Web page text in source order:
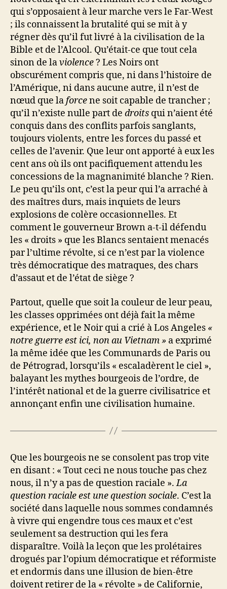
qui s’opposaient à leur marche vers le Far-West
; ils connaissent la brutalité qui se mit à y
régner dès qu’il fut livré à la civilisation de la
Bible et de l’Alcool. Qu’était-ce que tout cela
sinon de laviolence? Les Noirs ont
obscurément compris que, ni dans l’histoire de
l’Amérique, ni dans aucune autre, il n’est de
nœud que laforcene soit capable de trancher ;
qu’il n’existe nulle part de droits qui n’aient été
conquis dans des conflits parfois sanglants,
toujours violents, entre les forces du passé et
celles de l’avenir. Que leur ont apporté à eux les
cent ans où ils ont pacifiquement attendu les
concessions de la magnanimité blanche ? Rien.
Le peu qu’ils ont, c’est la peur qui l’a arraché à
des maîtres durs, mais inquiets de leurs
explosions de colère occasionnelles. Et
comment le gouverneur Brown a-t-il défendu
les « droits » que les Blancs sentaient menacés
par l’ultime révolte, si ce n’est par la violence
très démocratique des matraques, des chars
d’assaut et de l’état de siège ?
Partout, quelle que soit la couleur de leur peau,
les classes opprimées ont déjà fait la même
expérience, et le Noir qui a crié à Los Angeles «
notre guerre est ici, non au Vietnam » a exprimé
la même idée que les Communards de Paris ou
de Pétrograd, lorsqu’ils « escaladèrent le ciel »,
balayant les mythes bourgeois de l’ordre, de
l’intérêt national et de la guerre civilisatrice et
annonçant enfin une civilisation humaine.
Que les bourgeois ne se consolent pas trop vite
en disant : « Tout ceci ne nous touche pas chez
nous, il n’y a pas de question raciale ».La
question raciale est une question sociale. C’est la
société dans laquelle nous sommes condamnés
à vivre qui engendre tous ces maux et c’est
seulement sa destruction qui les fera
disparaître. Voilà la leçon que les prolétaires
drogués par l’opium démocratique et réformiste
et endormis dans une illusion de bien-être
doivent retirer de la « révolte » de Californie,